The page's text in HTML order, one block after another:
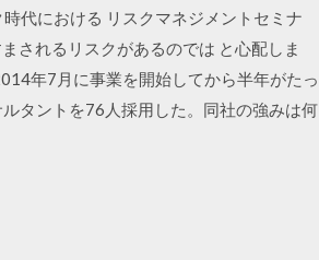
代における リスクマネジメントセミナ
されるリスクがあるのでは と心配しま
年7月に事業を開始してから半年がたっ
タントを76人採用した。同社の強みは何